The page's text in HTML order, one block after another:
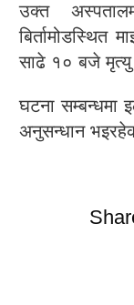
उक्त
बिर्तामोडस्थित
साढे १० बजे मृत्यु
घटना सम्बन्धमा
अनुसन्धान